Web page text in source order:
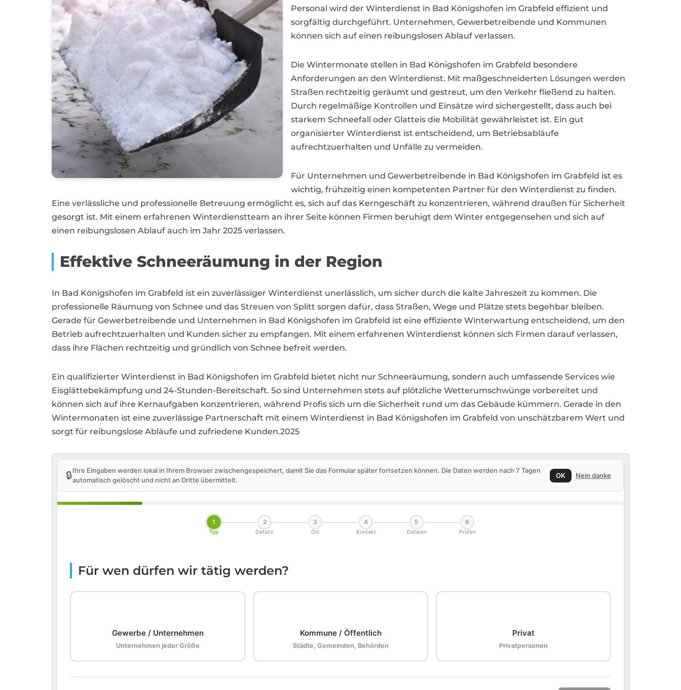
Personal wird der Winterdienst in Bad Königshofen im Grabfeld effizient und
sorgfältig durchgeführt. Unternehmen, Gewerbetreibende und Kommunen
können sich auf einen reibungslosen Ablauf verlassen.
Die Wintermonate stellen in Bad Königshofen im Grabfeld besondere
Anforderungen an den Winterdienst. Mit maßgeschneiderten Lösungen werden
Straßen rechtzeitig geräumt und gestreut, um den Verkehr fließend zu halten.
Durch regelmäßige Kontrollen und Einsätze wird sichergestellt, dass auch bei
starkem Schneefall oder Glatteis die Mobilität gewährleistet ist. Ein gut
organisierter Winterdienst ist entscheidend, um Betriebsabläufe
aufrechtzuerhalten und Unfälle zu vermeiden.
Für Unternehmen und Gewerbetreibende in Bad Königshofen im Grabfeld ist es
wichtig, frühzeitig einen kompetenten Partner für den Winterdienst zu finden.
Eine verlässliche und professionelle Betreuung ermöglicht es, sich auf das Kerngeschäft zu konzentrieren, während draußen für Sicherheit
gesorgt ist. Mit einem erfahrenen Winterdienstteam an ihrer Seite können Firmen beruhigt dem Winter entgegensehen und sich auf
einen reibungslosen Ablauf auch im Jahr 2025 verlassen.
Effektive Schneeräumung in der Region
In Bad Königshofen im Grabfeld ist ein zuverlässiger Winterdienst unerlässlich, um sicher durch die kalte Jahreszeit zu kommen. Die
professionelle Räumung von Schnee und das Streuen von Splitt sorgen dafür, dass Straßen, Wege und Plätze stets begehbar bleiben.
Gerade für Gewerbetreibende und Unternehmen in Bad Königshofen im Grabfeld ist eine effiziente Winterwartung entscheidend, um den
Betrieb aufrechtzuerhalten und Kunden sicher zu empfangen. Mit einem erfahrenen Winterdienst können sich Firmen darauf verlassen,
dass ihre Flächen rechtzeitig und gründlich von Schnee befreit werden.
Ein qualifizierter Winterdienst in Bad Königshofen im Grabfeld bietet nicht nur Schneeräumung, sondern auch umfassende Services wie
Eisglättebekämpfung und 24-Stunden-Bereitschaft. So sind Unternehmen stets auf plötzliche Wetterumschwünge vorbereitet und
können sich auf ihre Kernaufgaben konzentrieren, während Profis sich um die Sicherheit rund um das Gebäude kümmern. Gerade in den
Wintermonaten ist eine zuverlässige Partnerschaft mit einem Winterdienst in Bad Königshofen im Grabfeld von unschätzbarem Wert und
sorgt für reibungslose Abläufe und zufriedene Kunden.2025
🔒Ihre Eingaben werden lokal in Ihrem Browser zwischengespeichert, damit Sie das Formular später fortsetzen können. Die Daten werden nach 7 Tagen
automatisch gelöscht und nicht an Dritte übermittelt.
OK Nein danke
1
Typ
2
Details
3
Ort
4
Kontakt
5
Dateien
6
Prüfen
Für wen dürfen wir tätig werden?
Gewerbe / Unternehmen
Unternehmen jeder Größe
Kommune / Öffentlich
Städte, Gemeinden, Behörden
Privat
Privatpersonen